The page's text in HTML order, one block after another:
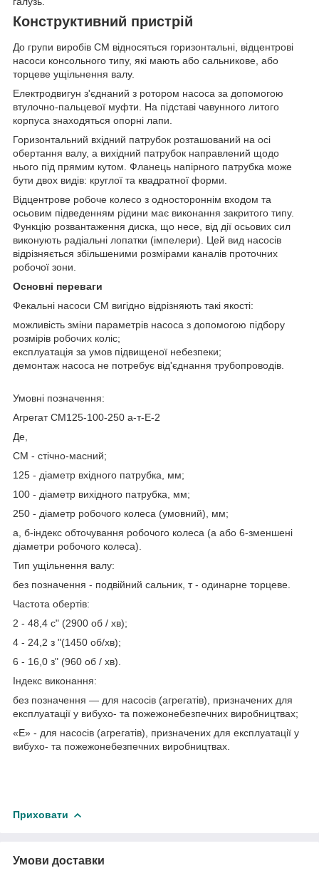
Конструктивний пристрій
До групи виробів СМ відносяться горизонтальні, відцентрові
насоси консольного типу, які мають або сальникове, або
торцеве ущільнення валу.
Електродвигун з'єднаний з ротором насоса за допомогою
втулочно-пальцевої муфти. На підставі чавунного литого
корпуса знаходяться опорні лапи.
Горизонтальний вхідний патрубок розташований на осі
обертання валу, а вихідний патрубок направлений щодо
нього під прямим кутом. Фланець напірного патрубка може
бути двох видів: круглої та квадратної форми.
Відцентрове робоче колесо з одностороннім входом та
осьовим підведенням рідини має виконання закритого типу.
Функцію розвантаження диска, що несе, від дії осьових сил
виконують радіальні лопатки (імпелери). Цей вид насосів
відрізняється збільшеними розмірами каналів проточних
робочої зони.
Основні переваги
Фекальні насоси СМ вигідно відрізняють такі якості:
можливість зміни параметрів насоса з допомогою підбору
розмірів робочих коліс;
експлуатація за умов підвищеної небезпеки;
демонтаж насоса не потребує від'єднання трубопроводів.
Умовні позначення:
Агрегат СМ125-100-250 а-т-Е-2
Де,
СМ - стічно-масний;
125 - діаметр вхідного патрубка, мм;
100 - діаметр вихідного патрубка, мм;
250 - діаметр робочого колеса (умовний), мм;
а, б-індекс обточування робочого колеса (а або 6-зменшені
діаметри робочого колеса).
Тип ущільнення валу:
без позначення - подвійний сальник, т - одинарне торцеве.
Частота обертів:
2 - 48,4 с" (2900 об / хв);
4 - 24,2 з "(1450 об/хв);
6 - 16,0 з" (960 об / хв).
Індекс виконання:
без позначення — для насосів (агрегатів), призначених для
експлуатації у вибухо- та пожежонебезпечних виробництвах;
«Е» - для насосів (агрегатів), призначених для експлуатації у
вибухо- та пожежонебезпечних виробництвах.
Приховати
Умови доставки